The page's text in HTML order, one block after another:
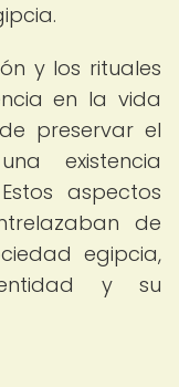
y los rituales
en la vida
preservar el
existencia
aspectos
de
egipcia,
y su